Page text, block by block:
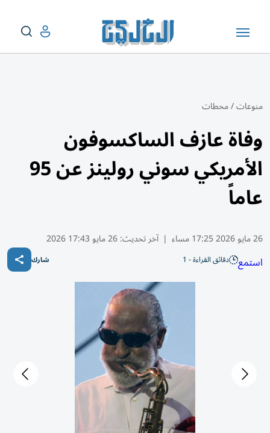
منوعات/محطات
وفاة عازف الساكسوفون
الأمريكي سوني رولينز عن 95
عاماً
26 مايو 2026 17:25 مساء | آخر تحديث:26 مايو 17:43 2026
استمع دقائق القراءة - 1 شارك